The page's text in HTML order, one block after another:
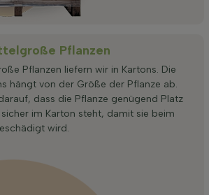
Pflanzen
Pflanzen liefern wir in Kartons. Die
hängt von der Größe der Pflanze ab.
dass die Pflanze genügend Platz
im Karton steht, damit sie beim
wird.